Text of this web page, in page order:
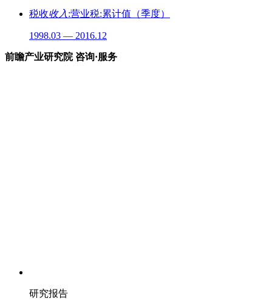
税收收入 :营业税:累计值（季度）
1998.03 — 2016.12
前瞻产业研究院 咨询·服务
研究报告